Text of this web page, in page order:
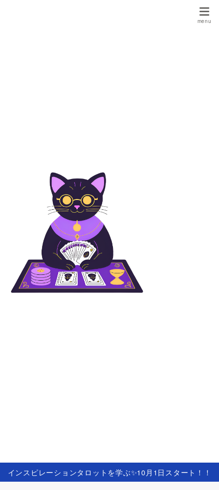
インスピレーションタロットを学ぶ✨️10月1日スタート！！